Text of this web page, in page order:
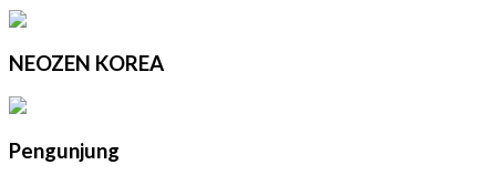
NEOZEN KOREA
Pengunjung